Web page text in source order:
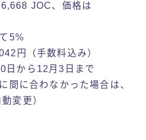
JOC、価格は
5%
円（手数料込み）
日から12月3日まで
間に合わなかった場合は、
変更）